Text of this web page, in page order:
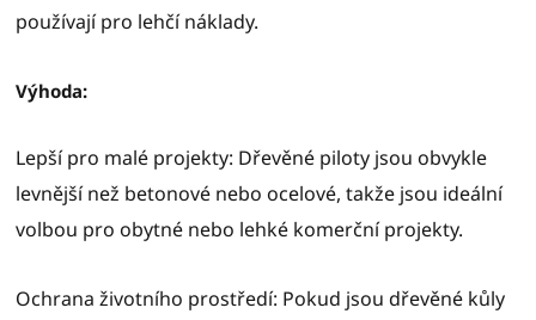
používají pro lehčí náklady.
Výhoda:
Lepší pro malé projekty: Dřevěné piloty jsou obvykle
levnější než betonové nebo ocelové, takže jsou ideální
volbou pro obytné nebo lehké komerční projekty.
Ochrana životního prostředí: Pokud jsou dřevěné kůly